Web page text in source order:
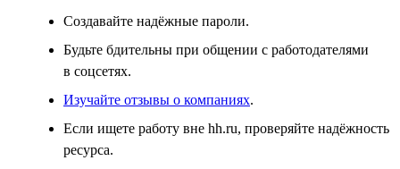
Создавайте надёжные пароли.
Будьте бдительны при общении с работодателями
в соцсетях.
Изучайте отзывы о компаниях.
Если ищете работу вне hh.ru, проверяйте надёжность
ресурса.